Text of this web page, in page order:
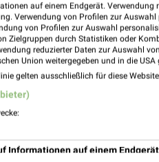
auf einem Endgerät. Verwendung
Verwendung von Profilen zur
von Profilen zur Auswahl
Zielgruppen durch Statistiken oder
reduzierter Daten zur Auswahl
Union weitergegeben und in die USA
gelten ausschließlich für diese
Informationen auf einem Endgerät